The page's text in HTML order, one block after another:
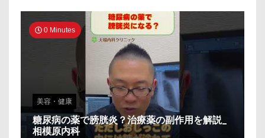
0 Minutes
美容・健康
糖尿病の薬で膀胱炎？治療薬の副作用を解説_
相模原内科